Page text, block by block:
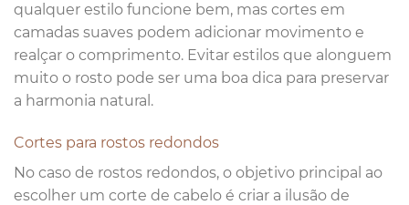
qualquer estilo funcione bem, mas cortes em
camadas suaves podem adicionar movimento e
realçar o comprimento. Evitar estilos que alonguem
muito o rosto pode ser uma boa dica para preservar
a harmonia natural.
Cortes para rostos redondos
No caso de rostos redondos, o objetivo principal ao
escolher um corte de cabelo é criar a ilusão de